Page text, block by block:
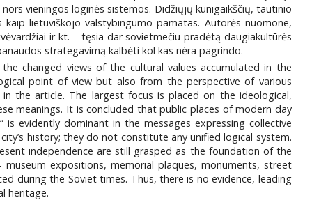
vieningos loginės sistemos. Didžiųjų kunigaikščių, tautinio
lietuviškojo valstybingumo pamatas. Autorės nuomone,
ir kt. – tęsia dar sovietmečiu pradėtą daugiakultūrės
strategavimą kalbėti kol kas nėra pagrindo.
changed views of the cultural values accumulated in the
point of view but also from the perspective of various
the article. The largest focus is placed on the ideological,
meanings. It is concluded that public places of modern day
evidently dominant in the messages expressing collective
history; they do not constitute any unified logical system.
independence are still grasped as the foundation of the
expositions, memorial plaques, monuments, street
during the Soviet times. Thus, there is no evidence, leading
heritage.